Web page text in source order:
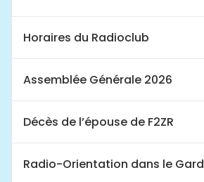
Horaires du Radioclub
Assemblée Générale 2026
Décès de l’épouse de F2ZR
Radio-Orientation dans le Gard